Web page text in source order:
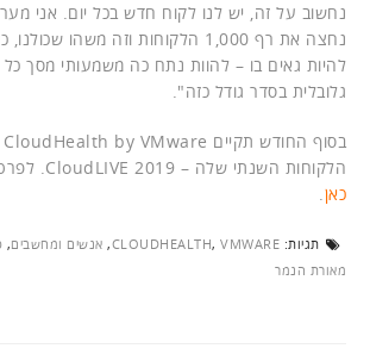
נחשוב על זה, יש לנו לקוח חדש בכל יום. אני
נחצה את רף 1,000 הלקוחות וזה משהו
להיות גאים בו – להוות נתח כה משמעותי מסך
גלובלית בסדר גודל כזה".
הלקוחות השנתי שלה – CloudLIVE 2019. לפרטים והרשמה
כאן.
תגיות: CLOUDHEALTH, VMWARE
, אנשים ומחשבים,
מאורת הנמר